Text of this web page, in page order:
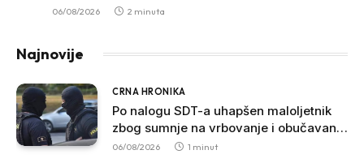
nakon pobjede nad Slovačkom
06/08/2026 2 minuta
Najnovije
CRNA HRONIKA
Po nalogu SDT-a uhapšen maloljetnik
zbog sumnje na vrbovanje i obučavanje
za izvršenje terorističkih djela
06/08/2026 1 minut